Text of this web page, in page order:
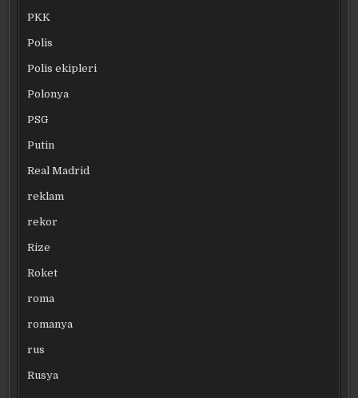
PKK
Polis
Polis ekipleri
Polonya
PSG
Putin
Real Madrid
reklam
rekor
Rize
Roket
roma
romanya
rus
Rusya